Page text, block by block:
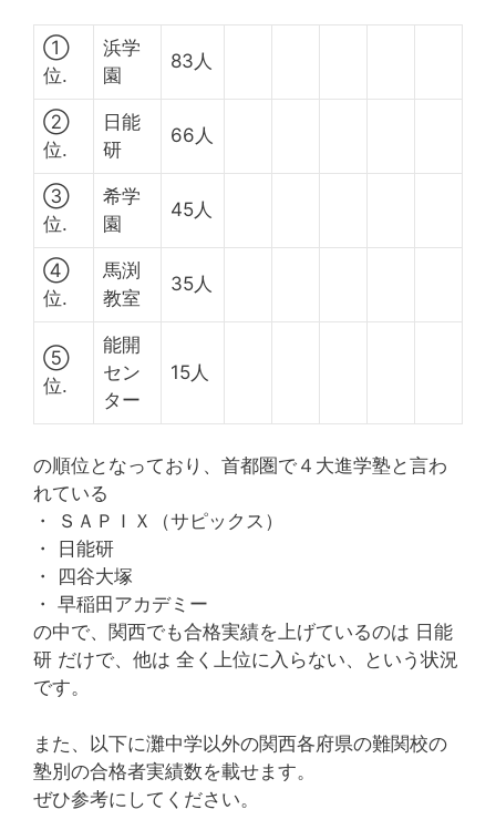
①
位.
浜学
園
83人
②
位.
日能
研
66人
③
位.
希学
園
45人
④
位.
馬渕
教室
35人
⑤
位.
能開
セン
ター
15人
の順位となっており、首都圏で４大進学塾と言わ
れている
・ ＳＡＰＩＸ（サピックス）
・ 日能研
・ 四谷大塚
・ 早稲田アカデミー
の中で、関西でも合格実績を上げているのは 日能
研 だけで、他は 全く上位に入らない、という状況
です。
また、以下に灘中学以外の関西各府県の難関校の
塾別の合格者実績数を載せます。
ぜひ参考にしてください。